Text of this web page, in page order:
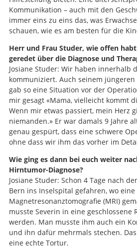
Kommunikation – auch mit den
immer eins zu eins das, was
schauen, wie es am besten für die
Herr und Frau Studer, wie offen
geredet über die Diagnose und
Josiane Studer: Wir haben innerhalb
kommuniziert. Auch seinem
gab so eine Situation vor der
mir gesagt «Mama, vielleicht kommt
Wenn mir etwas passiert, mein Herz
niemanden.» Er war damals 9 Jahre
genau gespürt, dass eine schwere
ohne dass wir ihm das vorher im
Wie ging es dann bei euch weiter
Hirntumor-Diagnose?
Josiane Studer: Schon 4 Tage nach
Bern ins Inselspital gefahren, wo eine
Magnetresonanztomografie (MRI)
musste Severin in eine geschlossene
werden. Man musste ihm auch ein
und ihn dafür mehrmals stechen.
eine echte Tortur.